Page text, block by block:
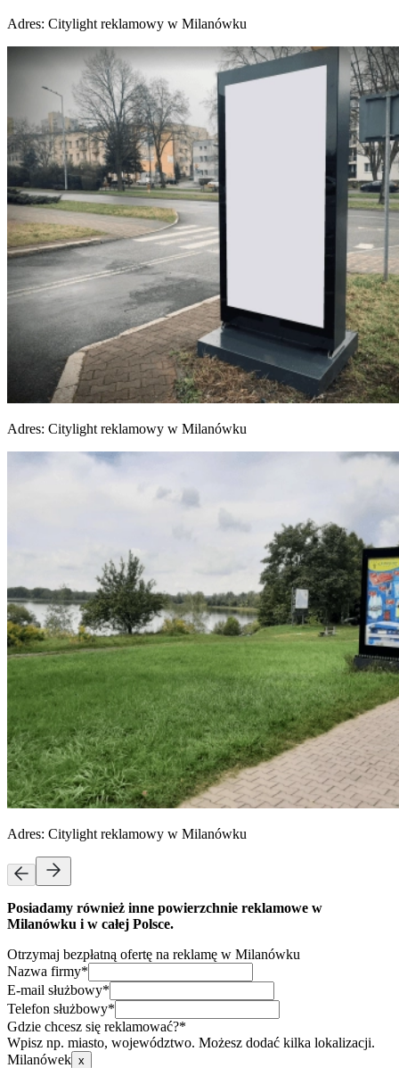
Adres: Citylight reklamowy w Milanówku
Adres: Citylight reklamowy w Milanówku
Adres: Citylight reklamowy w Milanówku
Posiadamy również inne powierzchnie reklamowe w
Milanówku i w całej Polsce.
Otrzymaj bezpłatną ofertę na reklamę w Milanówku
Nazwa firmy*
E-mail służbowy*
Telefon służbowy*
Gdzie chcesz się reklamować?*
Wpisz np. miasto, województwo. Możesz dodać kilka lokalizacji.
Milanówek x